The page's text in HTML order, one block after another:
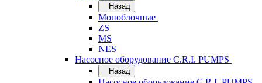
Назад
Моноблочные
ZS
MS
NES
Насосное оборудование C.R.I. PUMPS
Назад